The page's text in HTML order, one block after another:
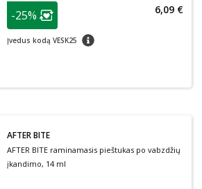
patarimas
Lojalumo klubo narių nuolaida
-25%
Įvedus kodą VESK25 patarimas
6,09 €
AFTER BITE
AFTER BITE raminamasis pieštukas po vabzdžių
įkandimo, 14 ml